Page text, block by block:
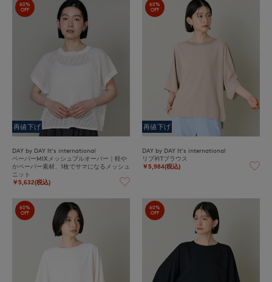
60%
OFF
再値下げ
DAY by DAY It's international
ペーパーMIXメッシュプルオーバー｜軽や
かペーパー素材、1枚でサマになるメッシュ
ニット
￥5,632(税込)
60%
OFF
再値下げ
DAY by DAY It's international
リブ衿Tブラウス
￥5,984(税込)
60%
OFF
60%
OFF